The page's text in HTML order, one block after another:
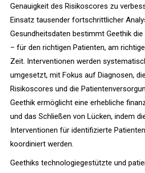
Genauigkeit des Risikoscores zu
Einsatz tausender fortschrittlicher
Gesundheitsdaten bestimmt Geethik
– für den richtigen Patienten, am
Zeit. Interventionen werden
umgesetzt, mit Fokus auf Diagnosen,
Risikoscores und die
Geethik ermöglicht eine erhebliche
und das Schließen von Lücken, indem
Interventionen für identifizierte
koordiniert werden.
Geethiks technologiegestützte und